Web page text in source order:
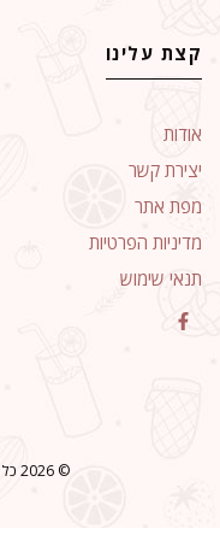
קצת עלינו
אודות
יצירת קשר
מפת אתר
מדיניות הפרטיות
תנאי שימוש
© 2026 כל הזכויות שמורות לטעים ומתוק